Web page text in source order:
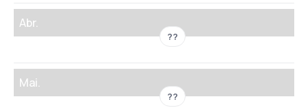
Abr.
??
Mai.
??